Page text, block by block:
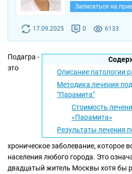
Записаться на
17.09.2025 0 6133
Описание патологии
Методика лечения
"Парамита"
Стоимость
«Парамита»
Результаты лечения
Подагра -
это
хроническое заболевание, которое
населения любого города. Это
двадцатый житель Москвы хотя бы